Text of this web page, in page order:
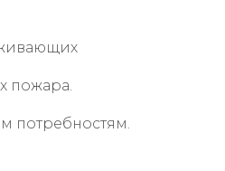
пожара.
потребностям.